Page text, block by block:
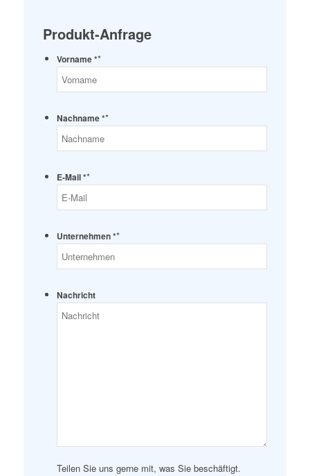
Produkt-Anfrage
Vorname **
Nachname **
E-Mail **
Unternehmen **
Nachricht
Teilen Sie uns gerne mit, was Sie beschäftigt.